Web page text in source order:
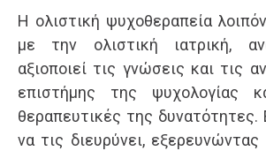
Η ολιστική ψυχοθεραπεία
με την ολιστική ιατρική,
αξιοποιεί τις γνώσεις και τις
επιστήμης της ψυχολογίας
θεραπευτικές της δυνατότητες.
να τις διευρύνει, εξερευνώντας